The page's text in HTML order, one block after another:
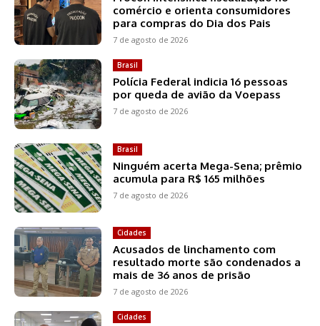
comércio e orienta consumidores
para compras do Dia dos Pais
7 de agosto de 2026
Brasil
Polícia Federal indicia 16 pessoas
por queda de avião da Voepass
7 de agosto de 2026
Brasil
Ninguém acerta Mega-Sena; prêmio
acumula para R$ 165 milhões
7 de agosto de 2026
Cidades
Acusados de linchamento com
resultado morte são condenados a
mais de 36 anos de prisão
7 de agosto de 2026
Cidades